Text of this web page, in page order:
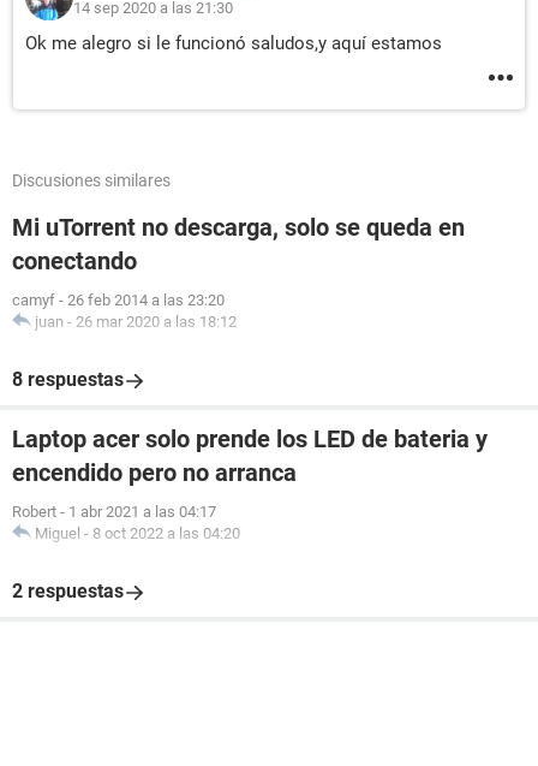
14 sep 2020 a las 21:30
Ok me alegro si le funcionó saludos,y aquí estamos
Discusiones similares
Mi uTorrent no descarga, solo se queda en
conectando
camyf - 26 feb 2014 a las 23:20
juan - 26 mar 2020 a las 18:12
8 respuestas
Laptop acer solo prende los LED de bateria y
encendido pero no arranca
Robert - 1 abr 2021 a las 04:17
Miguel - 8 oct 2022 a las 04:20
2 respuestas